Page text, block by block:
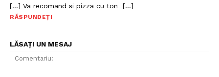
Contact
[…] Va recomand si pizza cu ton […]
RĂSPUNDEȚI
LĂSAȚI UN MESAJ